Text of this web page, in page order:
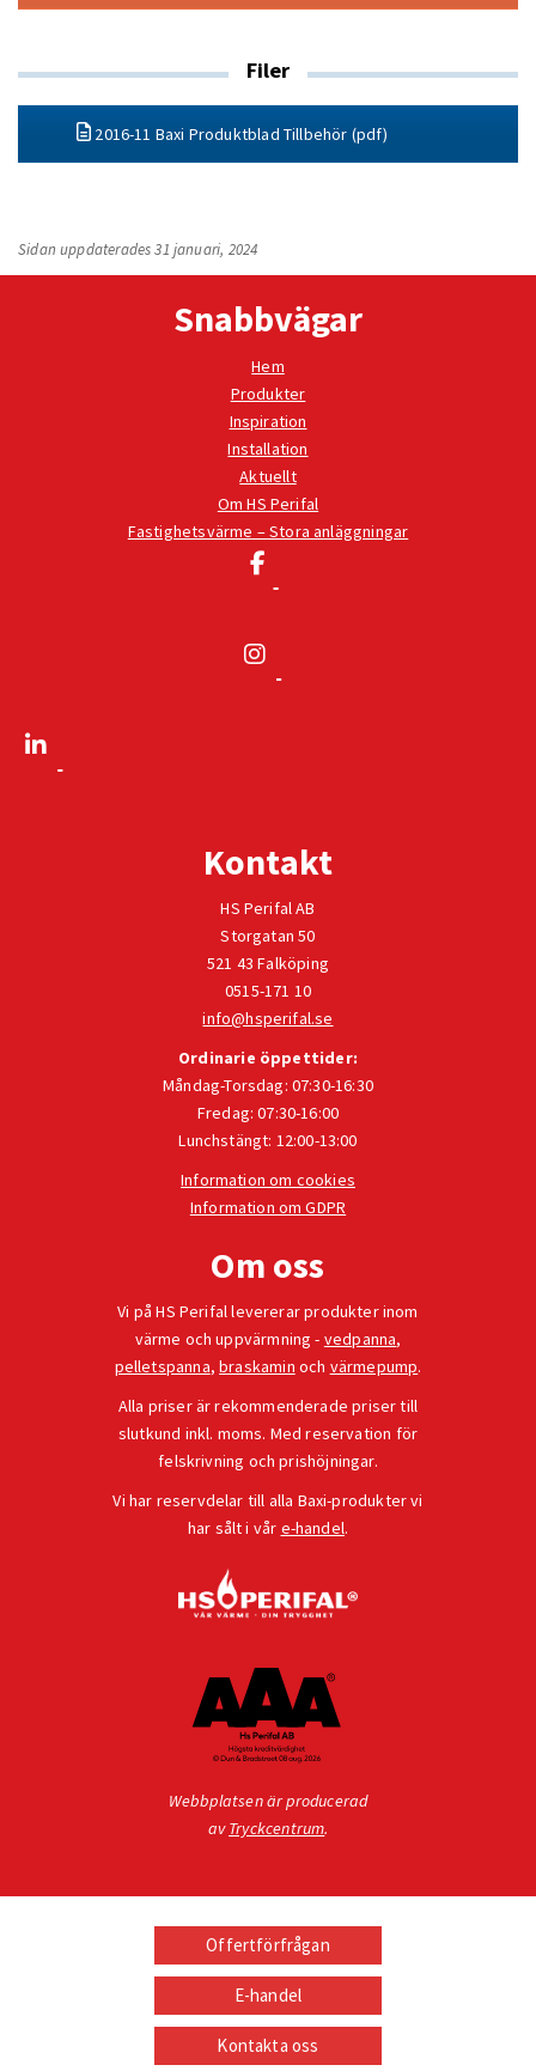
Filer
2016-11 Baxi Produktblad Tillbehör (pdf)
Sidan uppdaterades 31 januari, 2024
Snabbvägar
Hem
Produkter
Inspiration
Installation
Aktuellt
Om HS Perifal
Fastighetsvärme – Stora anläggningar
Kontakt
HS Perifal AB
Storgatan 50
521 43 Falköping
0515-171 10
info@hsperifal.se
Ordinarie öppettider:
Måndag-Torsdag: 07:30-16:30
Fredag: 07:30-16:00
Lunchstängt: 12:00-13:00
Information om cookies
Information om GDPR
Om oss
Vi på HS Perifal levererar produkter inom
värme och uppvärmning - vedpanna,
pelletspanna,braskamin och värmepump.
Alla priser är rekommenderade priser till
slutkund inkl. moms. Med reservation för
felskrivning och prishöjningar.
Vi har reservdelar till alla Baxi-produkter vi
har sålt i vår e-handel.
Webbplatsen är producerad
avTryckcentrum.
Offertförfrågan
E-handel
Kontakta oss